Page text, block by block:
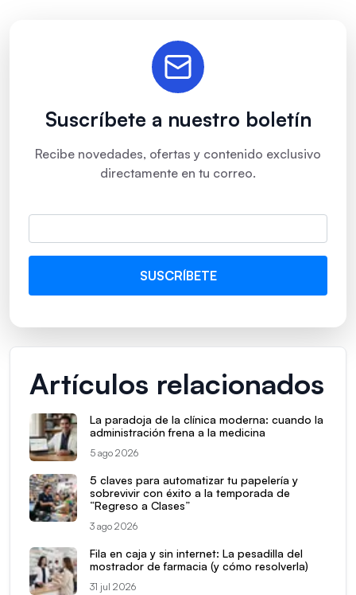
Suscríbete a nuestro boletín
Recibe novedades, ofertas y contenido exclusivo
directamente en tu correo.
Artículos relacionados
La paradoja de la clínica moderna: cuando la
administración frena a la medicina
5 ago 2026
5 claves para automatizar tu papelería y
sobrevivir con éxito a la temporada de
“Regreso a Clases”
3 ago 2026
Fila en caja y sin internet: La pesadilla del
mostrador de farmacia (y cómo resolverla)
31 jul 2026